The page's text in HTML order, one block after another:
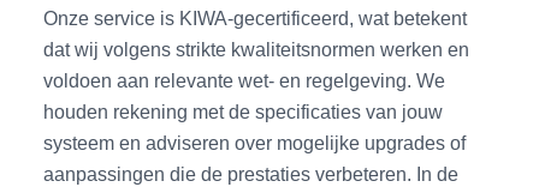
Onze service is KIWA-gecertificeerd, wat betekent
dat wij volgens strikte kwaliteitsnormen werken en
voldoen aan relevante wet- en regelgeving. We
houden rekening met de specificaties van jouw
systeem en adviseren over mogelijke upgrades of
aanpassingen die de prestaties verbeteren. In de